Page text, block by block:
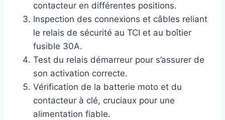
contacteur en différentes positions.
Inspection des connexions et câbles reliant
le relais de sécurité au TCI et au boîtier
fusible 30A.
Test du relais démarreur pour s’assurer de
son activation correcte.
Vérification de la batterie moto et du
contacteur à clé, cruciaux pour une
alimentation fiable.